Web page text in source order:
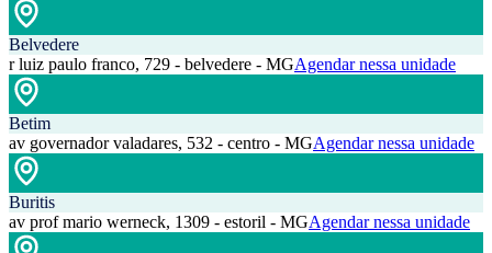
Belvedere
r luiz paulo franco, 729 - belvedere - MGAgendar nessa unidade
Betim
av governador valadares, 532 - centro - MGAgendar nessa unidade
Buritis
av prof mario werneck, 1309 - estoril - MGAgendar nessa unidade